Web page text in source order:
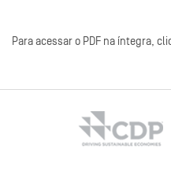
Para acessar o PDF na íntegra,